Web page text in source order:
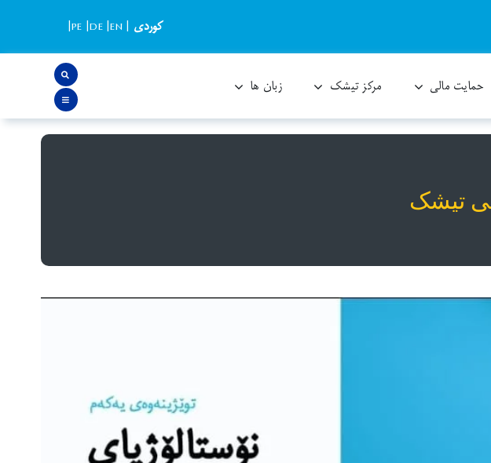
کوردی |
PE |DE|EN
|
حمایت مالی مرکز تیشک زبان ها
تیشک
و دیگر گروه‌های ملی و مذهبی در جغرافیای ایران طراحی و راه‌اندازی شده است.